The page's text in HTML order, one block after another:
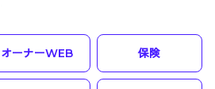
オーナーWEB 保険